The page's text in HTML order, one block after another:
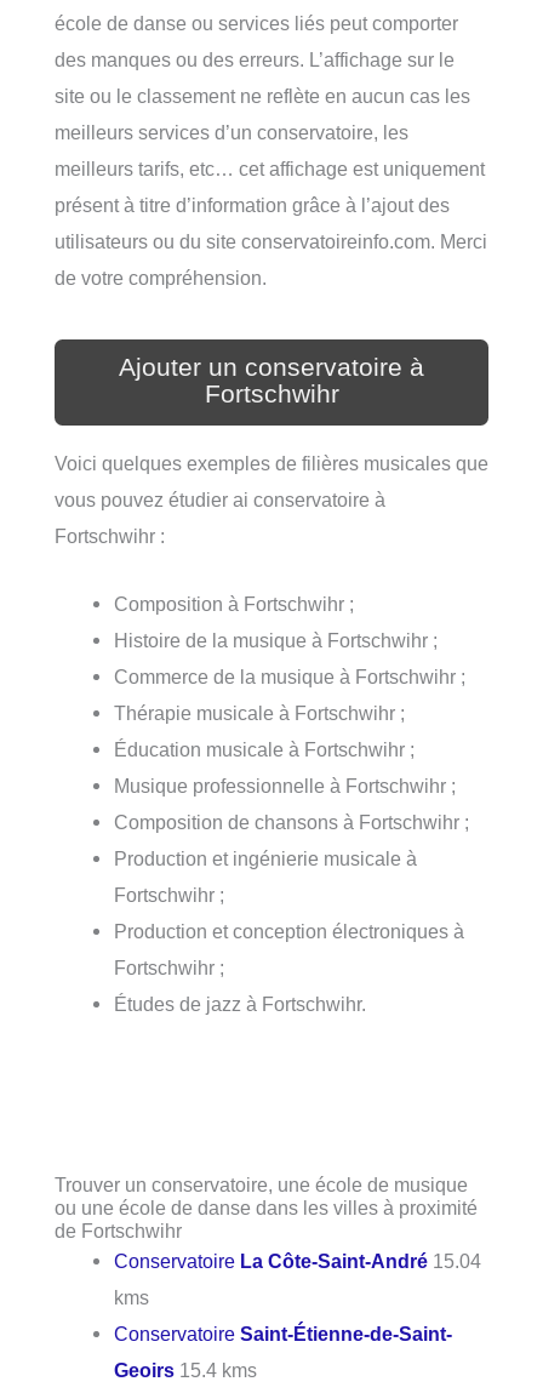
école de danse ou services liés peut comporter
des manques ou des erreurs. L’affichage sur le
site ou le classement ne reflète en aucun cas les
meilleurs services d’un conservatoire, les
meilleurs tarifs, etc… cet affichage est uniquement
présent à titre d’information grâce à l’ajout des
utilisateurs ou du site conservatoireinfo.com. Merci
de votre compréhension.
Ajouter un conservatoire à
Fortschwihr
Voici quelques exemples de filières musicales que
vous pouvez étudier ai conservatoire à
Fortschwihr :
Composition à Fortschwihr ;
Histoire de la musique à Fortschwihr ;
Commerce de la musique à Fortschwihr ;
Thérapie musicale à Fortschwihr ;
Éducation musicale à Fortschwihr ;
Musique professionnelle à Fortschwihr ;
Composition de chansons à Fortschwihr ;
Production et ingénierie musicale à
Fortschwihr ;
Production et conception électroniques à
Fortschwihr ;
Études de jazz à Fortschwihr.
Trouver un conservatoire, une école de musique
ou une école de danse dans les villes à proximité
de Fortschwihr
Conservatoire La Côte-Saint-André 15.04
kms
ConservatoireSaint-Étienne-de-Saint-
Geoirs 15.4 kms